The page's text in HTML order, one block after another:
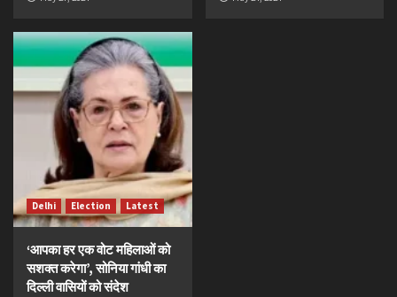
Delhi Election Latest
‘आपका हर एक वोट महिलाओं को
सशक्त करेगा’, सोनिया गांधी का
दिल्ली वासियों को संदेश